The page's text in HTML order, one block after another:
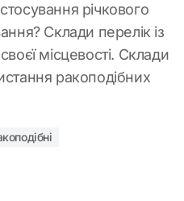
річкового
Склади перелік із
місцевості. Склади
ракоподібних